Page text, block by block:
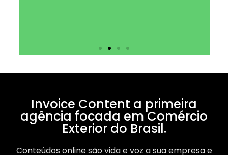
Invoice Content a primeira
agência focada em Comércio
Exterior do Brasil.
Conteúdos online são vida e voz a sua empresa e